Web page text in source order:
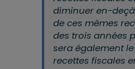
diminuer en-
de ces mêmes
des trois années
sera également
recettes fiscales